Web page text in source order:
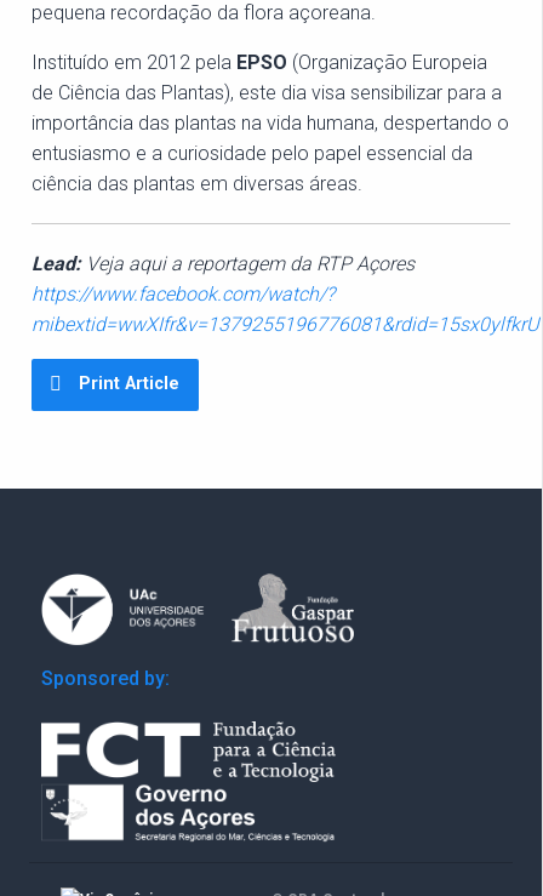
pequena recordação da flora açoreana.
Instituído em 2012 pela EPSO (Organização Europeia
de Ciência das Plantas), este dia visa sensibilizar para a
importância das plantas na vida humana, despertando o
entusiasmo e a curiosidade pelo papel essencial da
ciência das plantas em diversas áreas.
Lead:Veja aqui a reportagem da RTP Açores
https://www.facebook.com/watch/?
Print Article
Sponsored by: